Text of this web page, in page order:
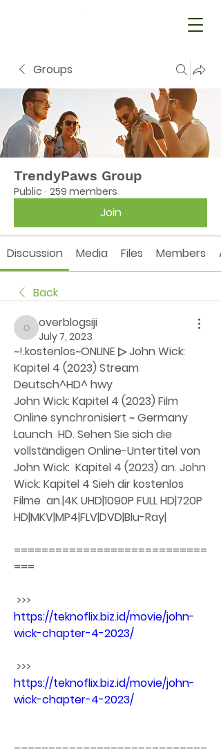
Groups
TrendyPaws Group
Public · 259 members
Join
Discussion Media Files Members
Back
overblogsiji
overblogsiji
July 7, 2023
~!.kostenlos~ONLINE ▷ John Wick:
Kapitel 4 (2023) Stream
Deutsch^HD^ hwy
John Wick: Kapitel 4 (2023) Film
Online synchronisiert ~ Germany
Launch  HD. Sehen Sie sich die
vollständigen Online-Untertitel von
John Wick:  Kapitel 4 (2023) an. John
Wick: Kapitel 4 Sieh dir kostenlos
Filme  an.|4K UHD|1090P FULL HD|720P
HD|MKV|MP4|FLV|DVD|Blu-Ray|
============================
===
https://teknoflix.biz.id/movie/john-
wick-chapter-4-2023/
https://teknoflix.biz.id/movie/john-
wick-chapter-4-2023/